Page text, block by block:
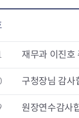
재무과 이진호
구청장님 감사
원장연수감사